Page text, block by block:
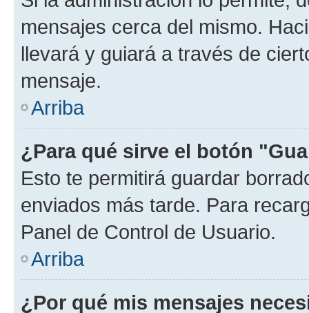
mensajes cerca del mismo.
llevará y guiará a través de
mensaje.
Arriba
¿Para qué sirve el botón
Esto te permitirá guardar
enviados más tarde. Para
Panel de Control de Usuario.
Arriba
¿Por qué mis mensajes